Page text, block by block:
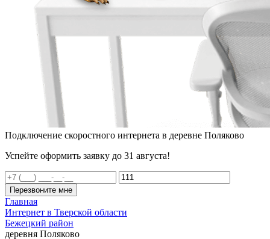
Подключение скоростного интернета в деревне Поляково
Успейте оформить заявку до 31 августа!
Перезвоните мне
Главная
Интернет в Тверской области
Бежецкий район
деревня Поляково